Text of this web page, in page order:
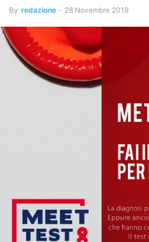
By redazione - 28 Novembre 2019